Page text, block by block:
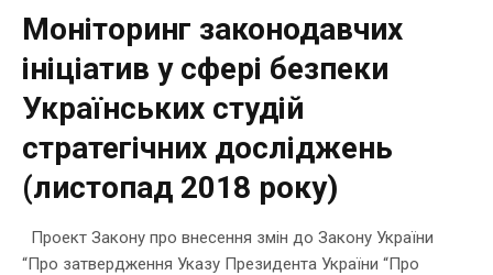
Моніторинг законодавчих
ініціатив у сфері безпеки
Українських студій
стратегічних досліджень
(листопад 2018 року)
Проект Закону про внесення змін до Закону України
“Про затвердження Указу Президента України “Про